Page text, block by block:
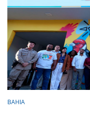
BAHIA